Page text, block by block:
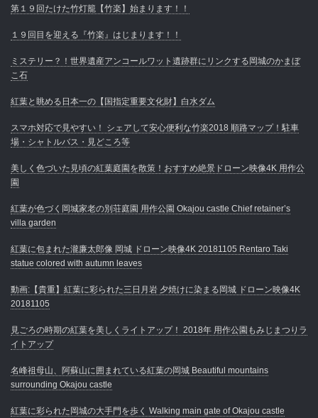
第１９回たけた竹灯籠【竹楽】始まります！！
１９回目を迎える『竹楽』はじまります！！
ミステリー？！世界遺産アンコールワット遺跡群にリンクする岡城のかまぼ
こ石
紅葉と眺める日本一の【国指定重要文化財】白水ダム
スマホ対応で見やすい！ シェアして安心便利な竹楽2018 順路マップ！駐車
場・シャトルバス・見どころ等
美しく色づいた見頃の紅葉庭園を散策！おすすめ絶景ドローン映像4K 用作公
園
紅葉が色づく岡城家老の別荘庭園 用作公園 Okajou castle Chief retainer’s
villa garden
紅葉に包まれた瀧廉太郎像 岡城 ドローン映像4K 20181105 Rentaro Taki
statue colored with autumn leaves
動画:【貴重】紅葉に彩られた三日月岩 夕焼けに染まる岡城 ドローン映像4K
20181105
見ごろの時期の紅葉を美しくライトアップ！ 2018年 用作公園もみじまつりラ
イトアップ
名峰祖母山、阿蘇山に囲まれている紅葉の岡城 Beautiful mountains
surrounding Okajou castle
紅葉に彩られた岡城の大手門を歩く Walking main gate of Okajou castle